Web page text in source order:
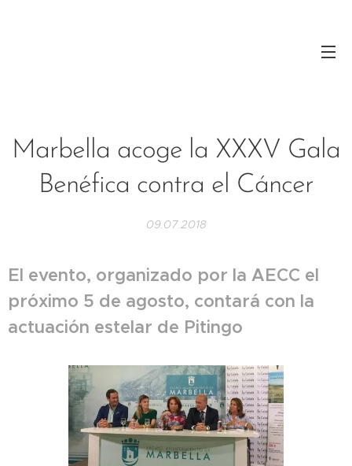
Marbella acoge la XXXV Gala
Benéfica contra el Cáncer
09.07.2018
El evento, organizado por la AECC el
próximo 5 de agosto, contará con la
actuación estelar de Pitingo